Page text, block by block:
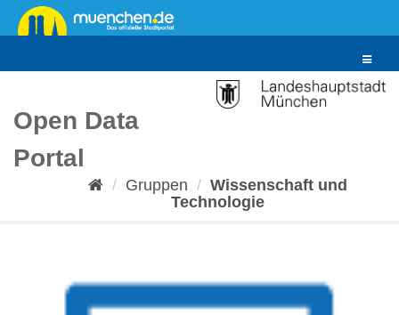
Überspringen
zum
Toggle
Open Data
Portal
Gruppen
Wissenschaft und
Technologie